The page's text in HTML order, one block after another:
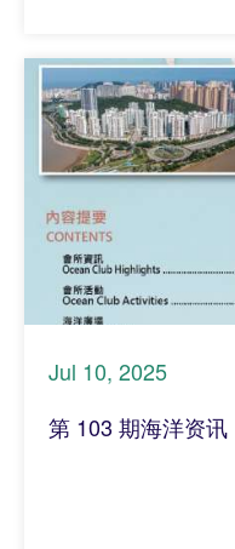
Jul 10, 2025
第 103 期海洋资讯